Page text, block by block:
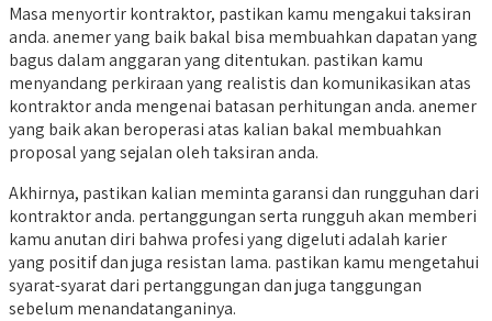
Masa menyortir kontraktor, pastikan kamu mengakui taksiran
anda. anemer yang baik bakal bisa membuahkan dapatan yang
bagus dalam anggaran yang ditentukan. pastikan kamu
menyandang perkiraan yang realistis dan komunikasikan atas
kontraktor anda mengenai batasan perhitungan anda. anemer
yang baik akan beroperasi atas kalian bakal membuahkan
proposal yang sejalan oleh taksiran anda.
Akhirnya, pastikan kalian meminta garansi dan rungguhan dari
kontraktor anda. pertanggungan serta rungguh akan memberi
kamu anutan diri bahwa profesi yang digeluti adalah karier
yang positif dan juga resistan lama. pastikan kamu mengetahui
syarat-syarat dari pertanggungan dan juga tanggungan
sebelum menandatanganinya.